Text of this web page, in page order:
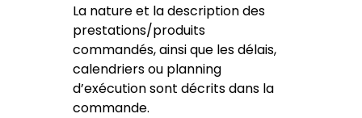
La nature et la description des
prestations/produits
commandés, ainsi que les délais,
calendriers ou planning
d’exécution sont décrits dans la
commande.